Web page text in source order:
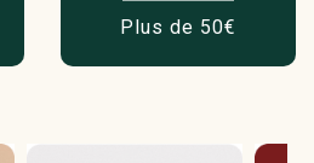
Plus de 50€